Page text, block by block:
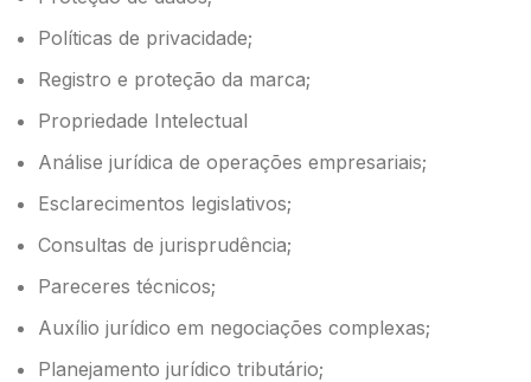
Políticas de privacidade;
Registro e proteção da marca;
Propriedade Intelectual
Análise jurídica de operações empresariais;
Esclarecimentos legislativos;
Consultas de jurisprudência;
Pareceres técnicos;
Auxílio jurídico em negociações complexas;
Planejamento jurídico tributário;